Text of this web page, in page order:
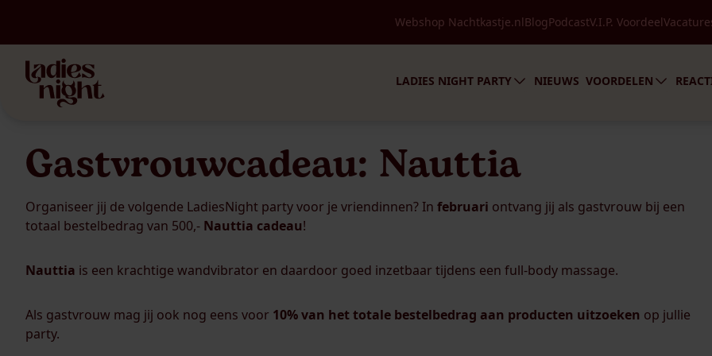
Webshop Nachtkastje.nlBlogPodcastV.I.P. Voordeel
LADIES NIGHT PARTY
Over LadiesNight
Party boeken
NIEUWS VOORDELEN
V.I.P
Gastvrouwcadeau: Nauttia
Organiseer jij de volgende LadiesNight party voor je vriendinnen? In februari ontvang jij als gastvrouw bij een
totaal bestelbedrag van 500,- Nauttia cadeau!
Nauttia is een krachtige wandvibrator en daardoor goed inzetbaar tijdens een full-body massage.
Als gastvrouw mag jij ook nog eens voor 10% van het totale bestelbedrag aan producten uitzoeken op jullie
party.